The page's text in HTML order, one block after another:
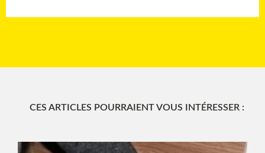
CES ARTICLES POURRAIENT VOUS INTÉRESSER :